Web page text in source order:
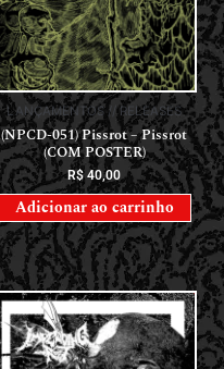
LANÇAMENTOS // RELEASES
(NPCD-051) Pissrot – Pissrot
(COM POSTER)
R$40,00
Adicionar ao carrinho